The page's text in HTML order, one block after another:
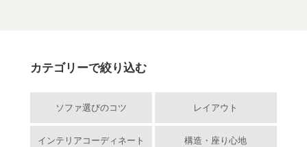
カテゴリーで絞り込む
ソファ選びのコツ レイアウト
インテリアコーディネート 構造・座り心地